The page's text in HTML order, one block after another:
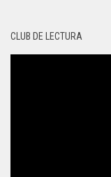
CLUB DE LECTURA